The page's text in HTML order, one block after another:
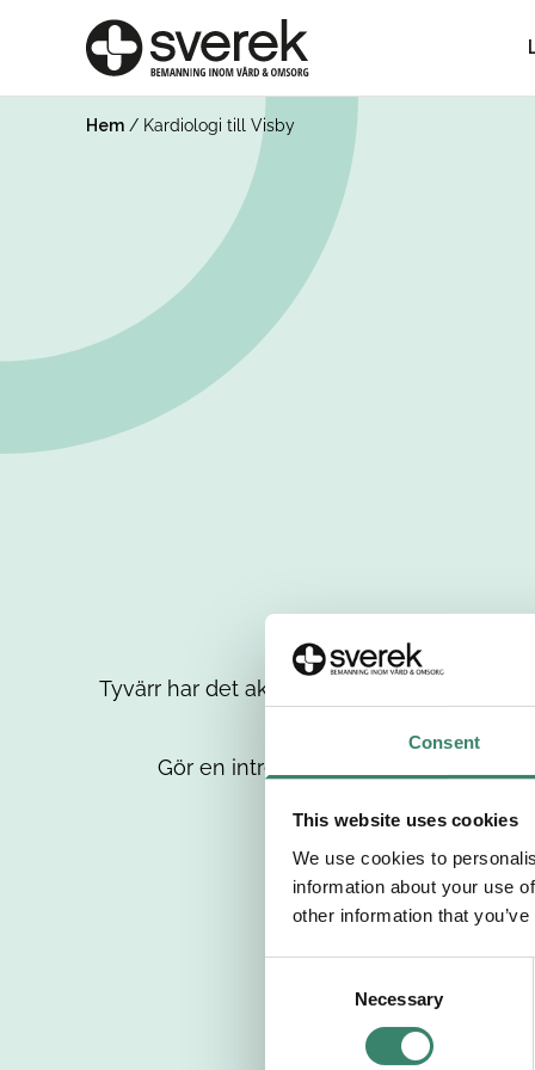
Consent
This website uses cookies
We use cookies to
information about your use
other information that
Necessary
Hem / Kardiologi till Visby
Tyvärr har det aktuella jobbet tagits bort
Gör en intresseanmälan så